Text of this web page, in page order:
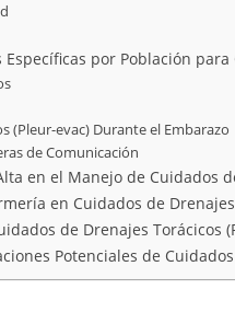
por Población
(Pleur-evac) Durante el Embarazo
de Comunicación
en el Manejo de Cuidados
en Cuidados de
de Drenajes Torácicos
Potenciales de